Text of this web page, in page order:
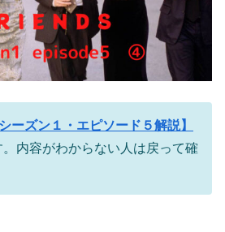
ーズン１・エピソード５解説】
内容がわからない人は戻って確